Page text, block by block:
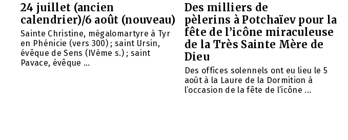
24 juillet (ancien
calendrier)/6 août (nouveau)
Sainte Christine, mégalomartyre à Tyr
en Phénicie (vers 300) ; saint Ursin,
évêque de Sens (IVème s.) ; saint
Pavace, évêque ...
Des milliers de
pèlerins à Potchaïev pour la
fête de l’icône miraculeuse
de la Très Sainte Mère de
Dieu
Des offices solennels ont eu lieu le 5
août à la Laure de la Dormition à
l’occasion de la fête de l’icône ...